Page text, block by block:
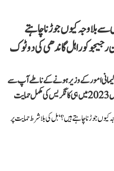
بلا وجہ کیوں جوڑنا چاہتے
رجیجو کو راہل گاندھی کی دوٹوک
امور کے وزیر ہونے کے ناطے آپ سے
بہتر یہ کون جانتا ہوگا، خواتین ریزرویشن بل 2023 میں ہی کانگریس کی مکمل حمایت